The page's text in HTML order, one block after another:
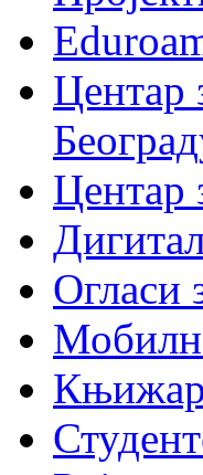
Центар
Центар
Огласи